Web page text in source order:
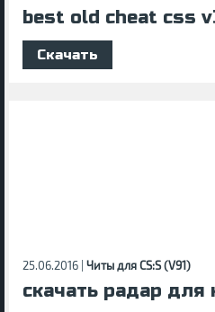
best old cheat css
Скачать
25.06.2016 | Читы для CS:S (V91)
скачать радар для